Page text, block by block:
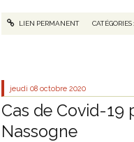
LIEN PERMANENT CATÉGORIES :
jeudi 08 octobre 2020
Cas de Covid-19
Nassogne